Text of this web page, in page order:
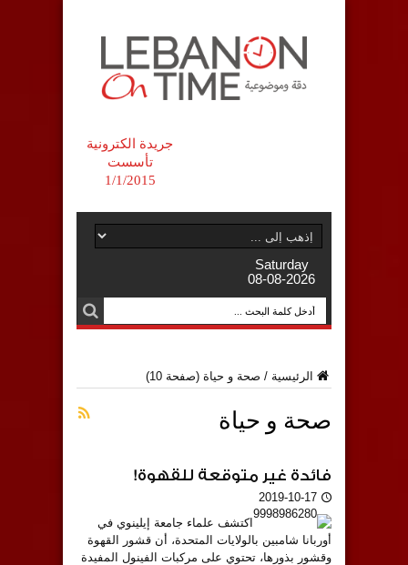
جريدة الكترونية
تأسست
1/1/2015
Saturday
08-08-2026
الرئيسية / صحة و حياة (صفحة 10)
صحة و حياة
فائدة غير متوقعة للقهوة!
2019-10-17
اكتشف علماء جامعة إيلينوي في
أوربانا شامبين بالولايات المتحدة، أن قشور القهوة
وقشور بذورها، تحتوي على مركبات الفينول المفيدة